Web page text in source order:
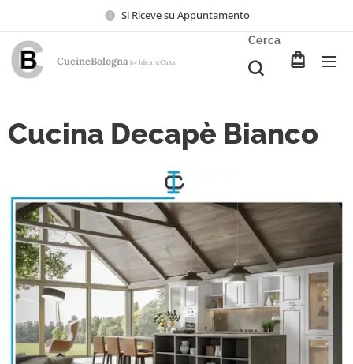
Si Riceve su Appuntamento
CucineBologna by IdeareCasa
Cerca
Cucina Decapè Bianco